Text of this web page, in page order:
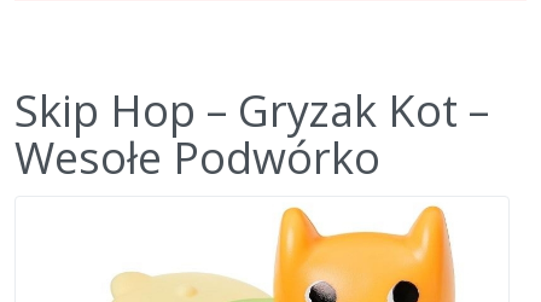
Skip Hop – Gryzak Kot –
Wesołe Podwórko